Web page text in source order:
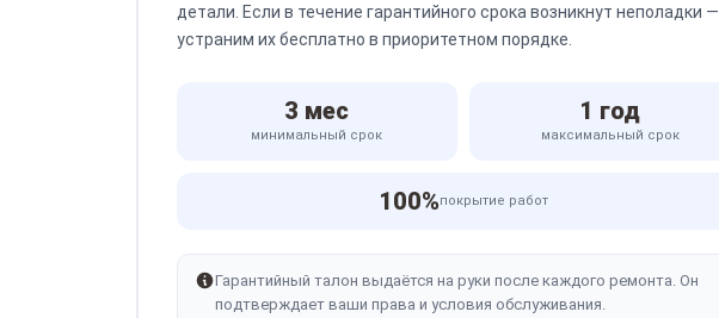
детали. Если в течение гарантийного срока возникнут неполадки —
устраним их бесплатно в приоритетном порядке.
3 мес
минимальный срок
1 год
максимальный срок
100%покрытие работ
Гарантийный талон выдаётся на руки после каждого ремонта. Он
подтверждает ваши права и условия обслуживания.